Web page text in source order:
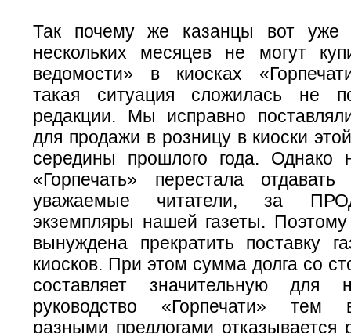
Так почему же казанцы вот уже
нескольких месяцев не могут
ведомости» в киосках
такая ситуация сложилась не
редакции. Мы исправно
для продажи в розницу в киоски
середины прошлого года. Однако
«Горпечать» перестала
уважаемые читатели, за
экземпляры нашей газеты.
вынуждена прекратить поставку
киосков. При этом сумма долга со
составляет значительную
руководство «Горпечати» тем
разными предлогами отказывается